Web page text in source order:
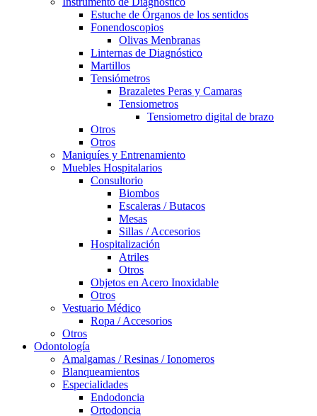
Estuche de Órganos de los sentidos
Fonendoscopios
Olivas Menbranas
Linternas de Diagnóstico
Martillos
Tensiómetros
Brazaletes Peras y Camaras
Tensiometros
Tensiometro digital de brazo
Otros
Otros
Maniquíes y Entrenamiento
Muebles Hospitalarios
Consultorio
Biombos
Escaleras / Butacos
Mesas
Sillas / Accesorios
Hospitalización
Atriles
Otros
Objetos en Acero Inoxidable
Otros
Vestuario Médico
Ropa / Accesorios
Otros
Odontología
Amalgamas / Resinas / Ionomeros
Blanqueamientos
Especialidades
Endodoncia
Ortodoncia